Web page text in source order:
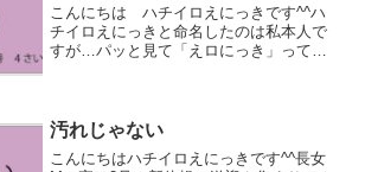
こんにちは ハチイロえにっきです^^ハ
チイロえにっきと命名したのは私本人で
すが…パッと見て「えロにっき」って見
(匂いや肌触り...
汚れじゃない
こんにちはハチイロえにっきです^^長女